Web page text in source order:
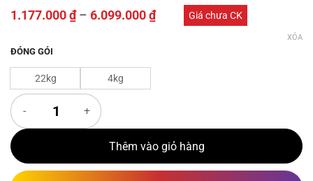
1.177.000₫– 6.099.000₫ Giá chưa CK
ĐÓNG GÓI
22kg 4kg
XÓA
Chống Thấm Màu Kova CT-11A Color số lượng
Thêm vào giỏ hàng